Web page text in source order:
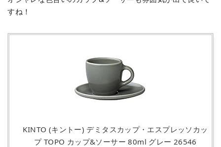
すね！
KINTO (キントー) デミタスカップ・エスプレッソカッ
プ TOPO カップ&ソーサー 80ml グレー 26546